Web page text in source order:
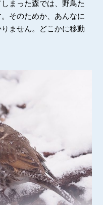
まった森では、野鳥た
そのためか、あんなに
ません。どこかに移動